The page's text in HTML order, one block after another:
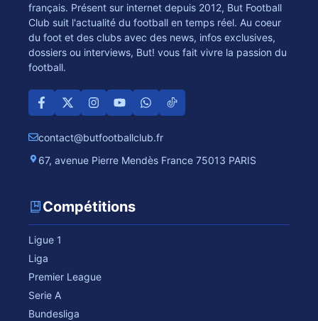
français. Présent sur internet depuis 2012, But Football
Club suit l'actualité du football en temps réel. Au coeur
du foot et des clubs avec des news, infos exclusives,
dossiers ou interviews, But! vous fait vivre la passion du
football.
contact@butfootballclub.fr
67, avenue Pierre Mendès France 75013 PARIS
Compétitions
Ligue 1
Liga
Premier League
Serie A
Bundesliga